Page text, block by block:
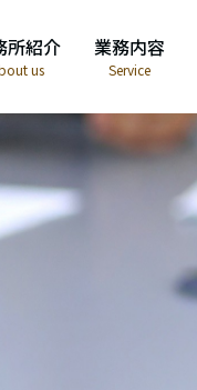
所紹介
us
業務内容
Service